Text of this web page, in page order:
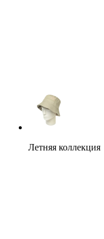
Летняя коллекция